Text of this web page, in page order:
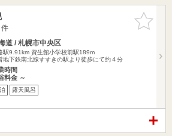
お気に入
りに追加
道 / 札幌市中央区
駅9.91km 資生館小学校前駅189m
地下鉄南北線すすきの駅より徒歩にて約４分
時間
料金 ～
露天風呂